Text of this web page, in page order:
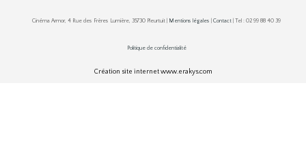
Cinéma Armor, 4 Rue des Frères Lumière, 35730 Pleurtuit | Mentions légales Contact | Tel : 02 99 88 40 39
Politique de confidentialité
Création site internet www.erakys.com